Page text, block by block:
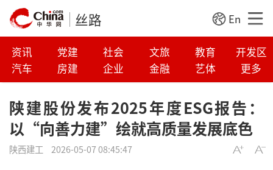
丝路 En
资讯 党建 社会 文旅 教育
开发区
汽车
房建 企业 金融 艺体 更多
陕建股份发布2025年度ESG报告：
以“向善力建”绘就高质量发展底色
陕西建工 2026-05-07 08:45:47